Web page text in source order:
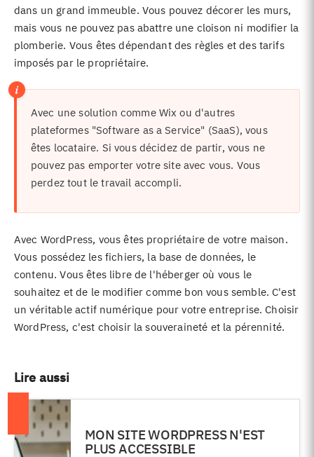
dans un grand immeuble. Vous pouvez décorer les murs,
mais vous ne pouvez pas abattre une cloison ni modifier la
plomberie. Vous êtes dépendant des règles et des tarifs
imposés par le propriétaire.
Avec une solution comme Wix ou d'autres
plateformes "Software as a Service" (SaaS), vous
êtes locataire. Si vous décidez de partir, vous ne
pouvez pas emporter votre site avec vous. Vous
perdez tout le travail accompli.
Avec WordPress, vous êtes propriétaire de votre maison.
Vous possédez les fichiers, la base de données, le
contenu. Vous êtes libre de l'héberger où vous le
souhaitez et de le modifier comme bon vous semble. C'est
un véritable actif numérique pour votre entreprise. Choisir
WordPress, c'est choisir la souveraineté et la pérennité.
Lire aussi
MON SITE WORDPRESS N'EST
PLUS ACCESSIBLE